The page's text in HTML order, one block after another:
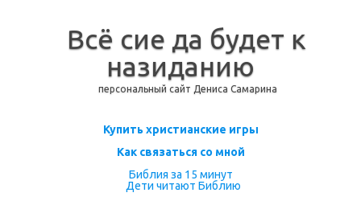
Всё сие да будет к
назиданию
персональный сайт Дениса Самарина
Перейти к содержимому
Купить христианские игры
Как связаться со мной
Библия за 15 минут
Дети читают Библию